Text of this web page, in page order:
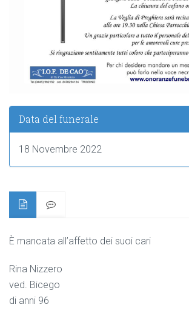
Data del funerale
18 Novembre 2022
È mancata all’affetto dei suoi cari
Rina Nizzero
ved. Bicego
di anni 96